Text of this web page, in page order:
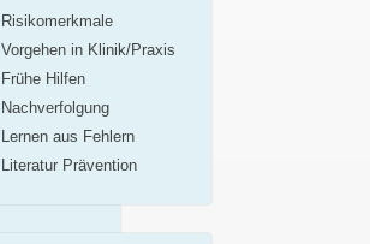
Risikomerkmale
Vorgehen in Klinik/Praxis
Frühe Hilfen
Nachverfolgung
Lernen aus Fehlern
Literatur Prävention